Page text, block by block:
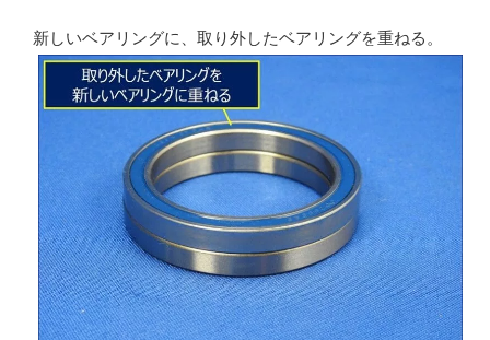
新しいベアリングに、取り外したベアリングを重ねる。